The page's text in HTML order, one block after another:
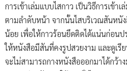
การเข้าเล่มแบบไสกาว เป็นวิธีการเข้า
ตามลำดับหน้า จากนั้นไสบริเวณสันหนั
น้อย เพื่อให้กาวร้อนยึดติดได้แน่นก่อน
ให้หนังสือมีสันที่คงรูปสวยงาม และดูเรี
จะไม่สามารถกางหนังสือออกมาได้กว้า